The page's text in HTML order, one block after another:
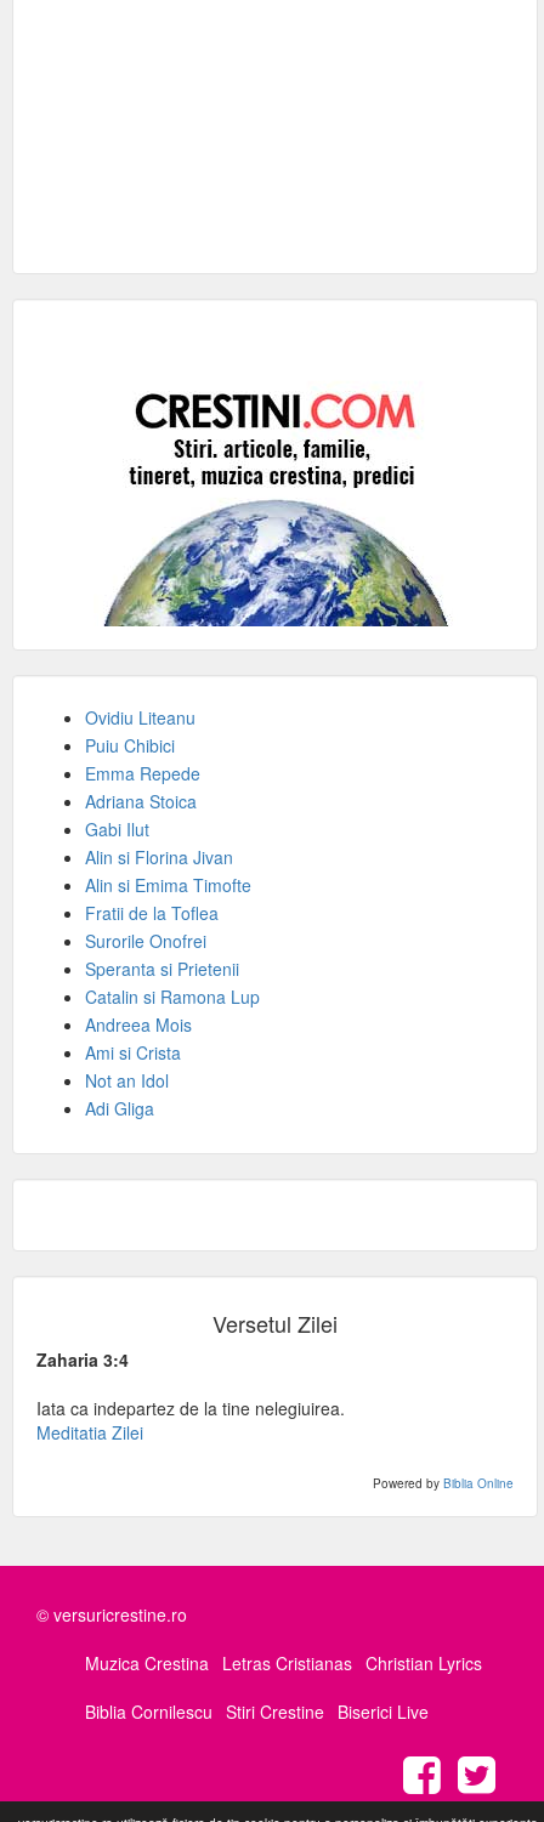
Ovidiu Liteanu
Puiu Chibici
Emma Repede
Adriana Stoica
Gabi Ilut
Alin si Florina Jivan
Alin si Emima Timofte
Fratii de la Toflea
Surorile Onofrei
Speranta si Prietenii
Catalin si Ramona Lup
Andreea Mois
Ami si Crista
Not an Idol
Adi Gliga
Versetul Zilei
Zaharia 3:4
Iata ca indepartez de la tine nelegiuirea.
Meditatia Zilei
Powered by Biblia Online
© versuricrestine.ro
Muzica Crestina Letras Cristianas Christian Lyrics
Biblia Cornilescu Stiri Crestine Biserici Live